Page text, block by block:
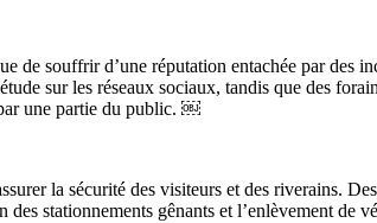
de souffrir d’une réputation entachée par des
sur les réseaux sociaux, tandis que des
une partie du public. ￼
la sécurité des visiteurs et des riverains.
des stationnements gênants et l’enlèvement